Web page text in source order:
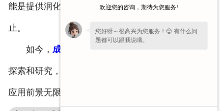
能是提供润化，使汽车在制动时停止，而不是突然停
止。
如今， 成都石墨模
探索和研究，估计新的石墨产品将继续研发，石墨的
应用前景无限。
欢迎您的咨询，期待为您服务!
您好呀～很高兴为您服务！😊 有什么问
题都可以跟我说哦。